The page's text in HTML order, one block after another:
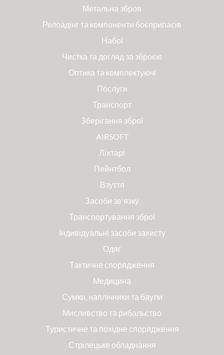
Метальна зброя
Релоадінг та компоненти боєприпасів
Набої
Чистка та догляд за зброєю
Оптика та комплектуючі
Послуги
Транспорт
Зберігання зброї
AIRSOFT
Ліхтарі
Пейнтбол
Взуття
Засоби зв'язку
Транспортування зброї
Індивідуальні засоби захисту
Одяг
Тактичне спорядження
Медицина
Сумки, наплічники та баули
Мисливство та рибальство
Туристичне та похідне спорядження
Стрілецьке обладнання